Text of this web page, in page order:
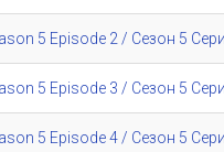
5 Episode 2 / Сезон 5
5 Episode 3 / Сезон 5
5 Episode 4 / Сезон 5